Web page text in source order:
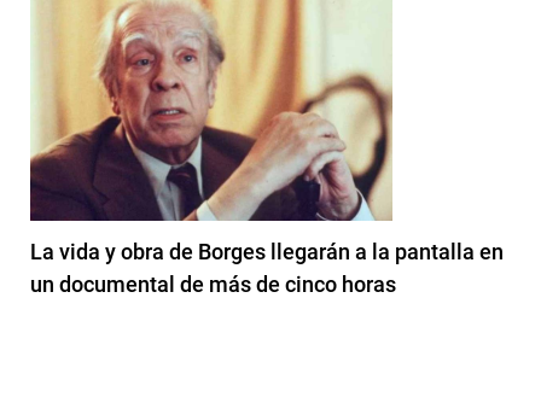
La vida y obra de Borges llegarán a la pantalla en
un documental de más de cinco horas